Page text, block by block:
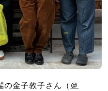
の金子敦子さん（ ＠